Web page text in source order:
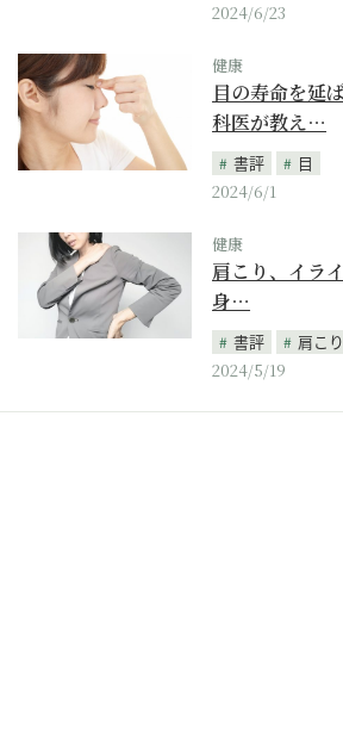
2024/6/23
健康
目の寿命を延
科医が教え…
書評
目
2024/6/1
健康
肩こり、イラ
身…
書評
肩こり
2024/5/19